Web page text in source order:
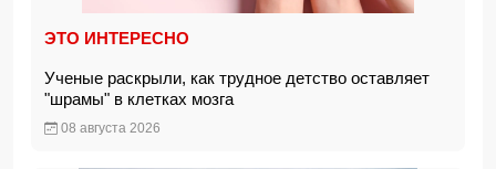
ЭТО ИНТЕРЕСНО
Ученые раскрыли, как трудное детство оставляет
"шрамы" в клетках мозга
08 августа 2026